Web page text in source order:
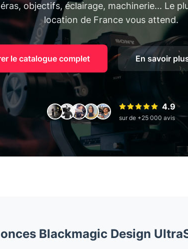
objectifs, éclairage, machinerie... Le
location de France vous attend.
le catalogue complet En savoir
4.9
sur de +25 000 avis
Blackmagic Design